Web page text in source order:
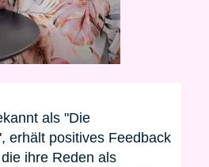
als "Die
erhält positives Feedback
ihre Reden als